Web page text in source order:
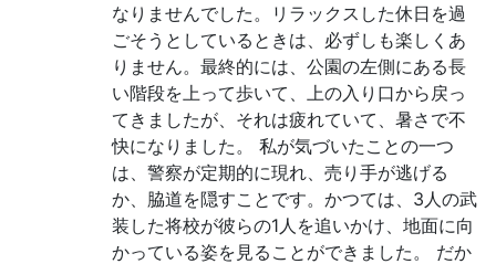
なりませんでした。リラックスした休日を過
ごそうとしているときは、必ずしも楽しくあ
りません。最終的には、公園の左側にある長
い階段を上って歩いて、上の入り口から戻っ
てきましたが、それは疲れていて、暑さで不
快になりました。 私が気づいたことの一つ
は、警察が定期的に現れ、売り手が逃げる
か、脇道を隠すことです。かつては、3人の武
装した将校が彼らの1人を追いかけ、地面に向
かっている姿を見ることができました。 だか